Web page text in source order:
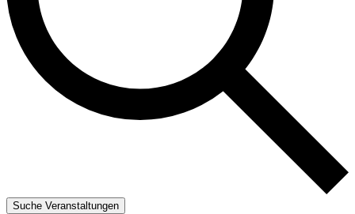
Suche Veranstaltungen